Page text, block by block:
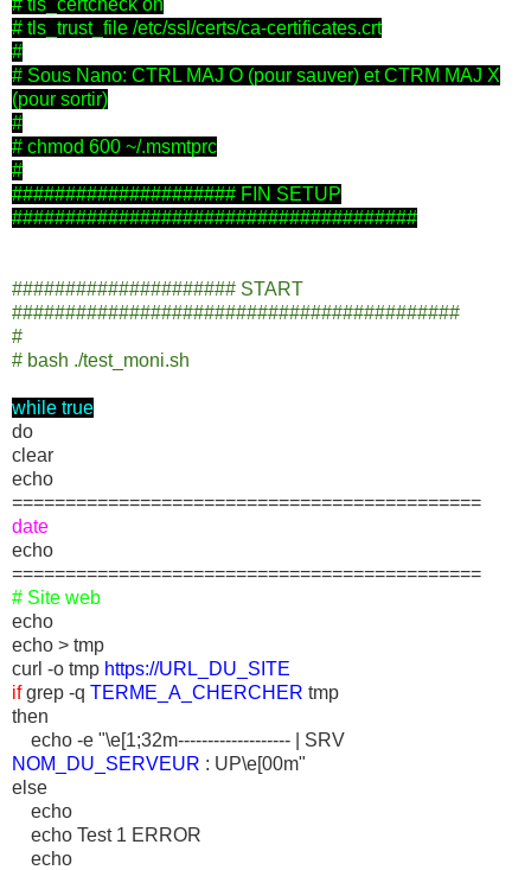
# tls_trust_file /etc/ssl/certs/ca-certificates.crt
#
# Sous Nano: CTRL MAJ O (pour sauver) et CTRM MAJ X
(pour sortir)
#
# chmod 600 ~/.msmtprc
#
##################### FIN SETUP
######################################
##################### START
##########################################
#
# bash ./test_moni.sh
while true
do
clear
echo
============================================
date
echo
============================================
# Site web
echo
echo > tmp
curl -o tmp https://URL_DU_SITE
ifgrep -q TERME_A_CHERCHER tmp
then
echo -e "\e[1;32m------------------- | SRV
NOM_DU_SERVEUR : UP\e[00m"
else
echo
echo Test 1 ERROR
echo